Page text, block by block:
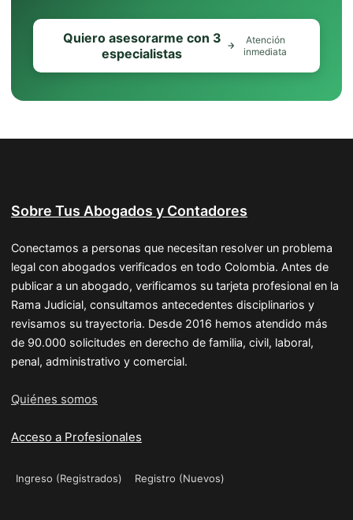
Quiero asesorarme con 3
especialistas
Atención
inmediata
Sobre Tus Abogados y Contadores
Conectamos a personas que necesitan resolver un problema
legal con abogados verificados en todo Colombia. Antes de
publicar a un abogado, verificamos su tarjeta profesional en la
Rama Judicial, consultamos antecedentes disciplinarios y
revisamos su trayectoria. Desde 2016 hemos atendido más
de 90.000 solicitudes en derecho de familia, civil, laboral,
penal, administrativo y comercial.
Quiénes somos
Acceso a Profesionales
Ingreso (Registrados) Registro (Nuevos)